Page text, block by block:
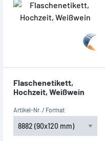
Flaschenetikett,
Hochzeit, Weißwein
Artikel-Nr. / Format